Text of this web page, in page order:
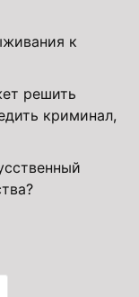
к
решить
криминал,